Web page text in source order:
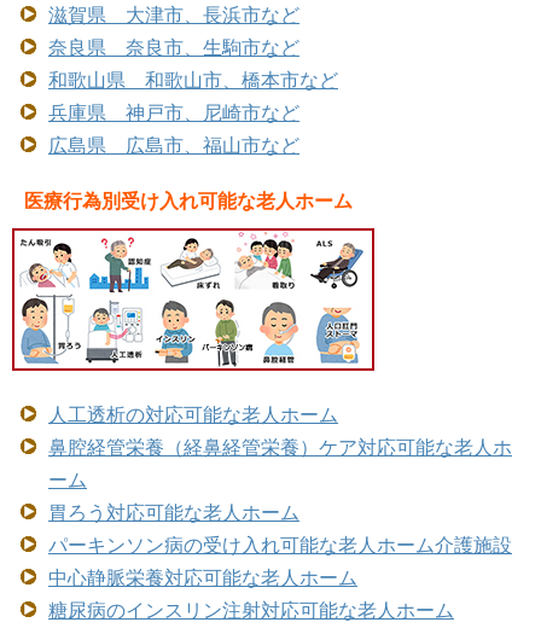
滋賀県 大津市、長浜市など
奈良県 奈良市、生駒市など
和歌山県 和歌山市、橋本市など
兵庫県 神戸市、尼崎市など
広島県 広島市、福山市など
医療行為別受け入れ可能な老人ホーム
人工透析の対応可能な老人ホーム
鼻腔経管栄養（経鼻経管栄養）ケア対応可能な老人ホ
ーム
胃ろう対応可能な老人ホーム
パーキンソン病の受け入れ可能な老人ホーム介護施設
中心静脈栄養対応可能な老人ホーム
糖尿病のインスリン注射対応可能な老人ホーム